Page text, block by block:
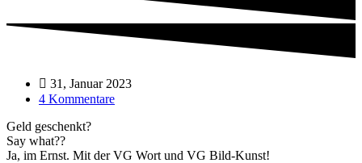
31, Januar 2023
4 Kommentare
Geld geschenkt?
Say what??
Ja, im Ernst. Mit der VG Wort und VG Bild-Kunst!